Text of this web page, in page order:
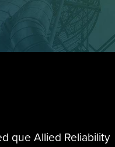
que Allied Reliability